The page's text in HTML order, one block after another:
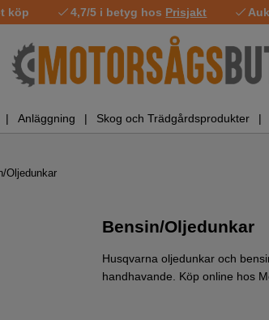
köp 4,7/5 i betyg hos Prisjakt
Anläggning Skog och Trädgårdsprodukter
Oljedunkar
Bensin/Oljedunkar
Husqvarna oljedunkar och
handhavande. Köp online hos